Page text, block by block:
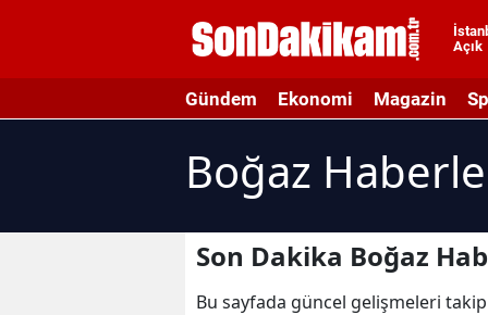
Açık
Gündem Ekonomi Magazin
Boğaz
Son Dakika Boğaz
Bu sayfada güncel gelişmeleri